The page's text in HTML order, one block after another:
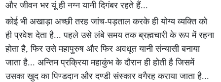
और जीवन भर यूं ही नग्न यानी दिगंबर रहते हैं...
कोई भी अखाड़ा अच्छी तरह जांच-पड़ताल करके ही योग्य व्यक्ति को
ही प्रवेश देता है... पहले उसे लंबे समय तक ब्रह्मचारी के रूप में रहना
होता है, फिर उसे महापुरुष और फिर अवधूत यानी संन्यासी बनाया
जाता है... अन्तिम प्रक्रिया महाकुंभ के दौरान ही होती है जिसमें
उसका खुद का पिण्डदान और दण्डी संस्कार वगैरह कराया जाता है...